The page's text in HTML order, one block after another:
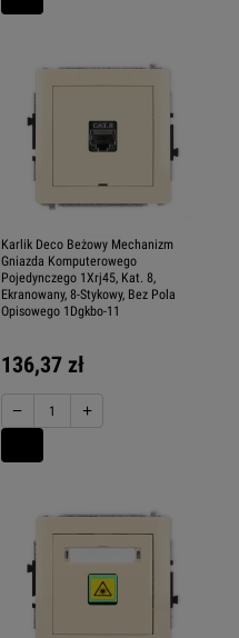
Karlik Deco Beżowy Mechanizm
Gniazda Komputerowego
Pojedynczego 1Xrj45, Kat. 8,
Ekranowany, 8-Stykowy, Bez Pola
Opisowego 1Dgkbo-11
136,37 zł
− +